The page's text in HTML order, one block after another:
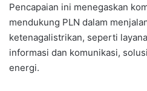
Pencapaian ini menegaskan
mendukung PLN dalam
ketenagalistrikan, seperti
informasi dan komunikasi,
energi.